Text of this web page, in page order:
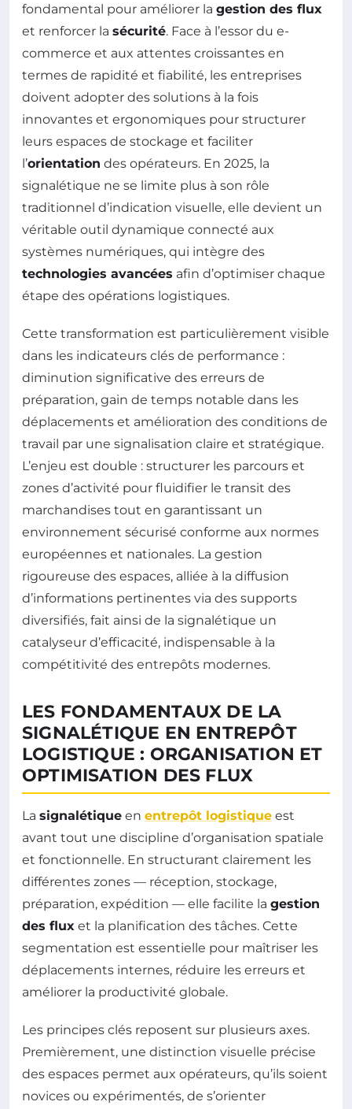
fondamental pour améliorer la gestion des flux
et renforcer la sécurité. Face à l’essor du e-
commerce et aux attentes croissantes en
termes de rapidité et fiabilité, les entreprises
doivent adopter des solutions à la fois
innovantes et ergonomiques pour structurer
leurs espaces de stockage et faciliter
l’orientation des opérateurs. En 2025, la
signalétique ne se limite plus à son rôle
traditionnel d’indication visuelle, elle devient un
véritable outil dynamique connecté aux
systèmes numériques, qui intègre des
technologies avancées afin d’optimiser chaque
étape des opérations logistiques.
Cette transformation est particulièrement visible
dans les indicateurs clés de performance :
diminution significative des erreurs de
préparation, gain de temps notable dans les
déplacements et amélioration des conditions de
travail par une signalisation claire et stratégique.
L’enjeu est double : structurer les parcours et
zones d’activité pour fluidifier le transit des
marchandises tout en garantissant un
environnement sécurisé conforme aux normes
européennes et nationales. La gestion
rigoureuse des espaces, alliée à la diffusion
d’informations pertinentes via des supports
diversifiés, fait ainsi de la signalétique un
catalyseur d’efficacité, indispensable à la
compétitivité des entrepôts modernes.
LES FONDAMENTAUX DE LA
SIGNALÉTIQUE EN ENTREPÔT
LOGISTIQUE : ORGANISATION ET
OPTIMISATION DES FLUX
La signalétique en entrepôt logistique est
avant tout une discipline d’organisation spatiale
et fonctionnelle. En structurant clairement les
différentes zones — réception, stockage,
préparation, expédition — elle facilite la gestion
des flux et la planification des tâches. Cette
segmentation est essentielle pour maîtriser les
déplacements internes, réduire les erreurs et
améliorer la productivité globale.
Les principes clés reposent sur plusieurs axes.
Premièrement, une distinction visuelle précise
des espaces permet aux opérateurs, qu’ils soient
novices ou expérimentés, de s’orienter